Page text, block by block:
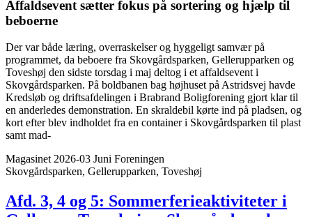
Affaldsevent sætter fokus på sortering og hjælp til
beboerne
Der var både læring, overraskelser og hyggeligt samvær på
programmet, da beboere fra Skovgårdsparken, Gellerupparken og
Toveshøj den sidste torsdag i maj deltog i et affaldsevent i
Skovgårdsparken. På boldbanen bag højhuset på Astridsvej havde
Kredsløb og driftsafdelingen i Brabrand Boligforening gjort klar til
en anderledes demonstration. En skraldebil kørte ind på pladsen, og
kort efter blev indholdet fra en container i Skovgårdsparken til plast
samt mad-
Magasinet 2026-03 Juni Foreningen
Skovgårdsparken, Gellerupparken, Toveshøj
Afd. 3, 4 og 5: Sommer­ferie­aktiviteter i